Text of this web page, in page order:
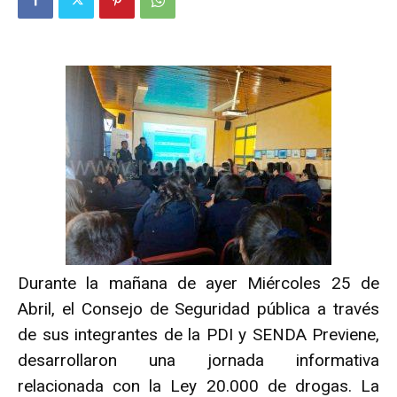
Durante la mañana de ayer Miércoles 25 de
Abril, el Consejo de Seguridad pública a través
de sus integrantes de la PDI y SENDA Previene,
desarrollaron una jornada informativa
relacionada con la Ley 20.000 de drogas. La